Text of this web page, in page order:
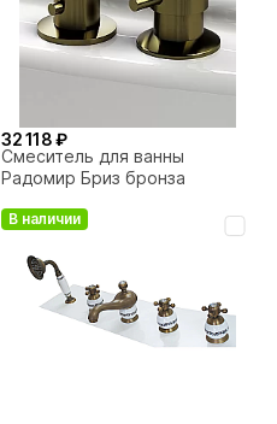
32 118 ₽
Смеситель для ванны
Радомир Бриз бронза
В наличии